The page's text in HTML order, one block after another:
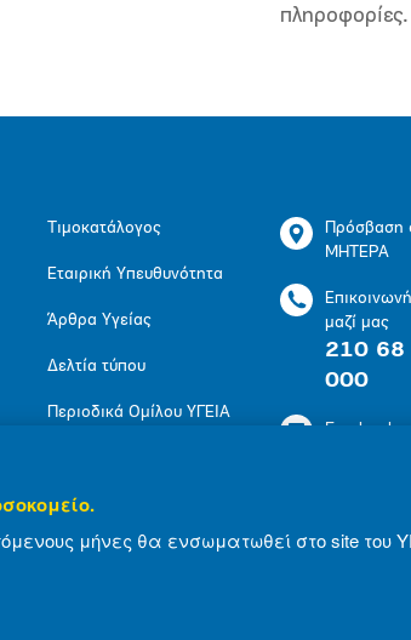
πληροφορίες.
Τιμοκατάλογος
Εταιρική Υπευθυνότητα
Άρθρα Υγείας
Δελτία τύπου
Περιοδικά Ομίλου ΥΓΕΙΑ
Δεδομένων
Πολιτική Cookies
Πρόσβαση
ΜΗΤΕΡΑ
μαζί μας
210 68
000
Facebook
Youtube
μήνες θα ενσωματωθεί στο site του